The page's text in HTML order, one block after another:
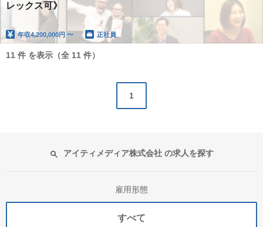
レックス可》
年収4,200,000円 〜 正社員
11 件 を表示（全 11 件）
1
アイティメディア株式会社 の求人を探す
雇用形態
すべて